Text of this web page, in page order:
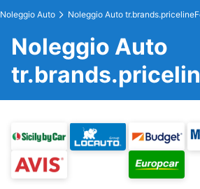
Noleggio Auto Noleggio Auto
Noleggio Auto